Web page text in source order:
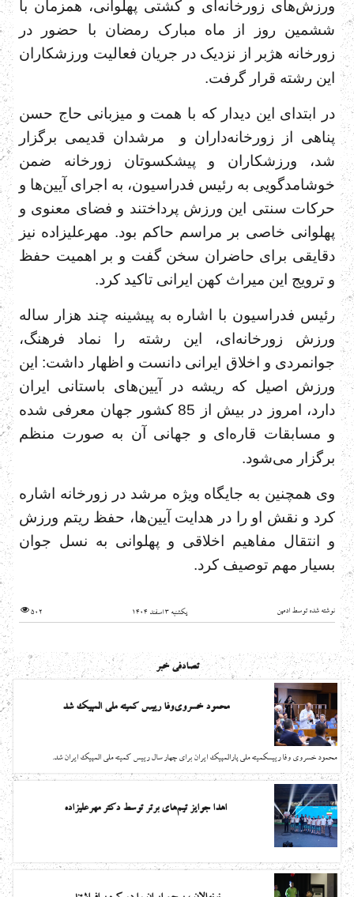
ورزش‌های زورخانه‌ای و کشتی پهلوانی، همزمان با
ششمین روز از ماه مبارک رمضان با حضور در
زورخانه هژبر از نزدیک در جریان فعالیت ورزشکاران
این رشته قرار گرفت.
در ابتدای این دیدار که با همت و میزبانی حاج حسن
پناهی از زورخانه‌داران و مرشدان قدیمی برگزار
شد، ورزشکاران و پیشکسوتان زورخانه ضمن
خوشامدگویی به رئیس فدراسیون، به اجرای آیین‌ها و
حرکات سنتی این ورزش پرداختند و فضای معنوی و
پهلوانی خاصی بر مراسم حاکم بود. مهرعلیزاده نیز
دقایقی برای حاضران سخن گفت و بر اهمیت حفظ
و ترویج این میراث کهن ایرانی تاکید کرد.
رئیس فدراسیون با اشاره به پیشینه چند هزار ساله
ورزش زورخانه‌ای، این رشته را نماد فرهنگ،
جوانمردی و اخلاق ایرانی دانست و اظهار داشت: این
ورزش اصیل که ریشه در آیین‌های باستانی ایران
دارد، امروز در بیش از 85 کشور جهان معرفی شده
و مسابقات قاره‌ای و جهانی آن به صورت منظم
برگزار می‌شود.
وی همچنین به جایگاه ویژه مرشد در زورخانه اشاره
کرد و نقش او را در هدایت آیین‌ها، حفظ ریتم ورزش
و انتقال مفاهیم اخلاقی و پهلوانی به نسل جوان
بسیار مهم توصیف کرد.
نوشته شده توسط ادمین یکشنبه 3 اسفند 1404 502
تصادفی خبر
محمود خسروی‌وفا رییس کمیته ملی المپیک شد
محمود خسروی وفا رییسکمیته ملی پارالمپیک ایران برای چهار سال رییس کمیته ملی المپیک ایران شد.
اهدا جوایز تیم‌های برتر توسط دکتر مهرعلیزاده